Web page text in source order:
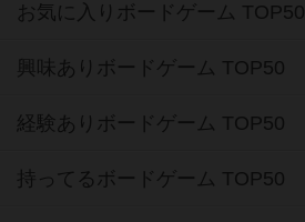
お気に入りボードゲーム TOP50
興味ありボードゲーム TOP50
経験ありボードゲーム TOP50
持ってるボードゲーム TOP50